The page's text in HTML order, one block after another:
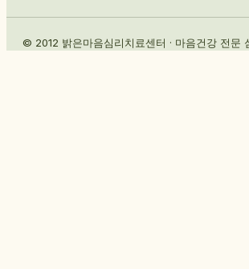
© 2012 밝은마음심리치료센터 · 마음건강 전문